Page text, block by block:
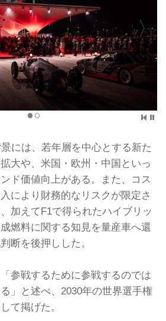
には、若年層を中心とする新た
大や、米国・欧州・中国といっ
ド価値向上がある。また、コス
により財務的なリスクが限定さ
加えてF1で得られたハイブリッ
燃料に関する知見を量産車へ還
断を後押しした。
参戦するために参戦するのでは
」と述べ、2030年の世界選手権
て掲げた。